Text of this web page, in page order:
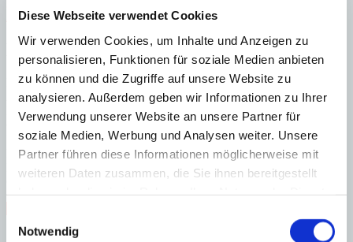
Diese Webseite verwendet Cookies
Wir verwenden Cookies, um Inhalte und Anzeigen zu
personalisieren, Funktionen für soziale Medien anbieten
zu können und die Zugriffe auf unsere Website zu
analysieren. Außerdem geben wir Informationen zu Ihrer
Verwendung unserer Website an unsere Partner für
soziale Medien, Werbung und Analysen weiter. Unsere
Partner führen diese Informationen möglicherweise mit
weiteren Daten zusammen, die Sie ihnen bereitgestellt
Notwendig
Abstellraum
Meerblick Fußbodenheizung
Energieeffizienz
Energiezertifikat wurde beantragt